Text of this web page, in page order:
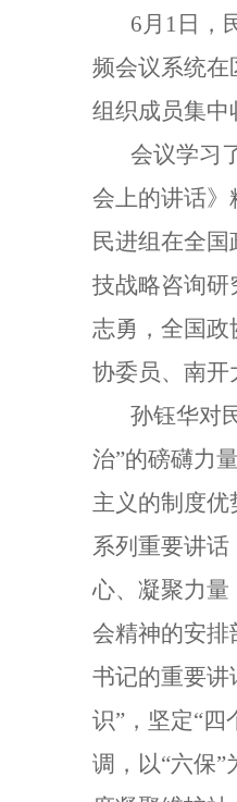
6月1日，民
频会议系统在
组织成员集中
会议学习了
会上的讲话》
民进组在全
技战略咨询研
志勇，全国政
协委员、南开
孙钰华对民
治”的磅礴力
主义的制度
系列重要讲
心、凝聚力量
会精神的安排
书记的重要讲
识”，坚定“
调，以“六保